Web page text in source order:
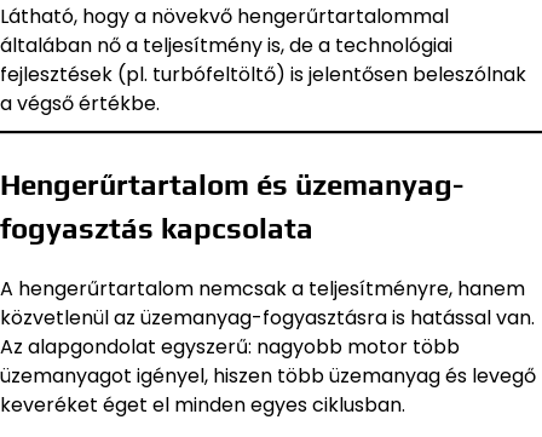
Látható, hogy a növekvő hengerűrtartalommal
általában nő a teljesítmény is, de a technológiai
fejlesztések (pl. turbófeltöltő) is jelentősen beleszólnak
a végső értékbe.
Hengerűrtartalom és üzemanyag-
fogyasztás kapcsolata
A hengerűrtartalom nemcsak a teljesítményre, hanem
közvetlenül az üzemanyag-fogyasztásra is hatással van.
Az alapgondolat egyszerű: nagyobb motor több
üzemanyagot igényel, hiszen több üzemanyag és levegő
keveréket éget el minden egyes ciklusban.